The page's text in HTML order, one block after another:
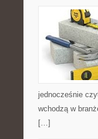
jednocześnie
wchodzą w
[…]